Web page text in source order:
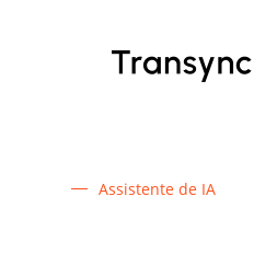
Assistente de IA